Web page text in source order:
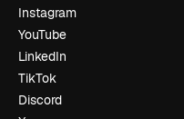
Instagram
YouTube
LinkedIn
TikTok
Discord